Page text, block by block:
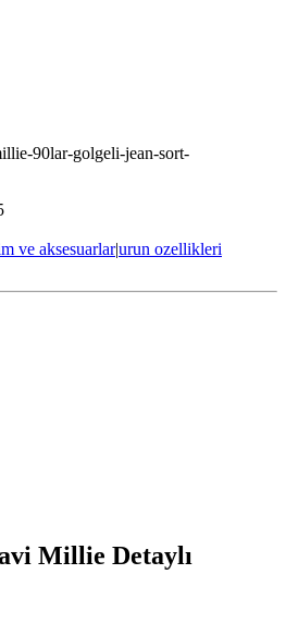
90lar-golgeli-jean-sort-
ve aksesuarlar|urun ozellikleri
Millie Detaylı